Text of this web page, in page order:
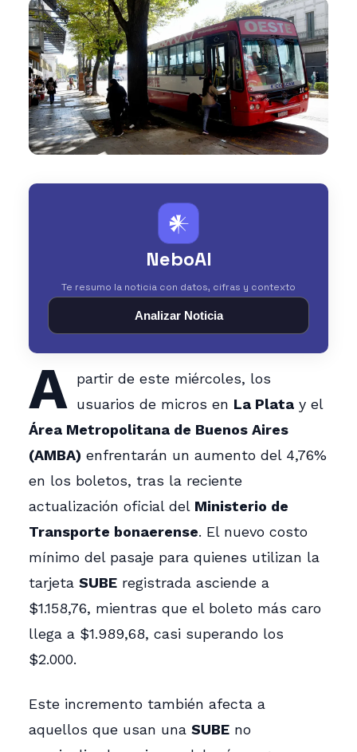
𒀭
NeboAI
Te resumo la noticia con datos, cifras y contexto
Analizar Noticia
A partir de este miércoles, los
usuarios de micros en La Platay el
Área Metropolitana de Buenos Aires
(AMBA) enfrentarán un aumento del 4,76%
en los boletos, tras la reciente
actualización oficial del Ministerio de
Transporte bonaerense. El nuevo costo
mínimo del pasaje para quienes utilizan la
tarjeta SUBE registrada asciende a
$1.158,76, mientras que el boleto más caro
llega a $1.989,68, casi superando los
$2.000.
Este incremento también afecta a
aquellos que usan una SUBE no